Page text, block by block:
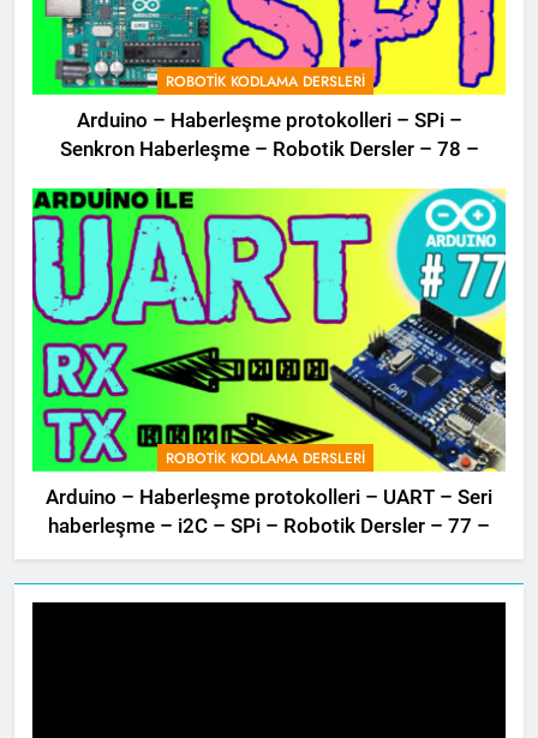
ROBOTIK KODLAMA DERSLERI
Arduino – Haberleşme protokolleri – SPi –
Senkron Haberleşme – Robotik Dersler – 78 –
ROBOTIK KODLAMA DERSLERI
Arduino – Haberleşme protokolleri – UART – Seri
haberleşme – i2C – SPi – Robotik Dersler – 77 –